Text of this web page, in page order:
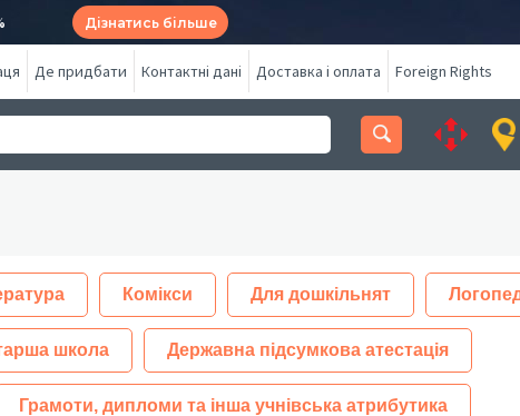
Дізнатись більше
Де придбати Контактні дані Доставка і оплата Foreign Rights
Комікси Для дошкільнят
школа Державна підсумкова атестація
Грамоти, дипломи та інша учнівська атрибутика